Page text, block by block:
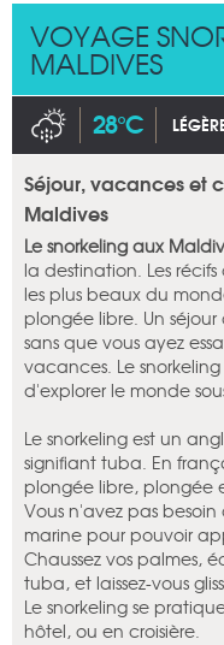
VOYAGE
MALDIVES
28°C
Séjour, vacances et
Maldives
Le snorkeling aux
la destination. Les
les plus beaux du
plongée libre. Un
sans que vous ayez
vacances. Le
d'explorer le monde
Le snorkeling est un
signifiant tuba. En
plongée libre, plongée
Vous n'avez pas
marine pour pouvoir
Chaussez vos palmes,
tuba, et laissez-vous
Le snorkeling se
hôtel, ou en croisière.